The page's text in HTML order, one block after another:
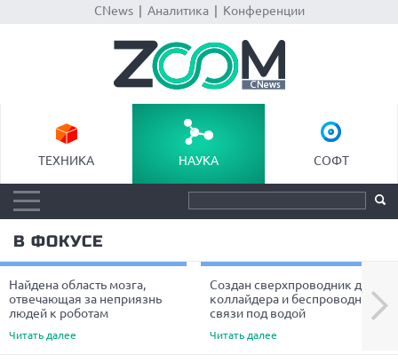
CNews| Аналитика| Конференции
ТЕХНИКА НАУКА СОФТ
В ФОКУСЕ
Найдена область мозга,
отвечающая за неприязнь
людей к роботам
Читать далее
Создан сверхпроводник для
коллайдера и беспроводной
связи под водой
Читать далее
Next